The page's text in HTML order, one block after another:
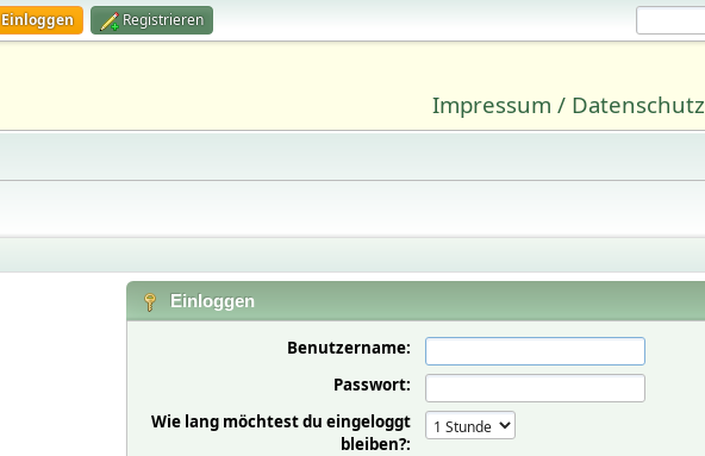
Einloggen Registrieren
Impressum / Datenschutz
Einloggen
Benutzername:
Passwort:
Wie lang möchtest du eingeloggt
bleiben?: